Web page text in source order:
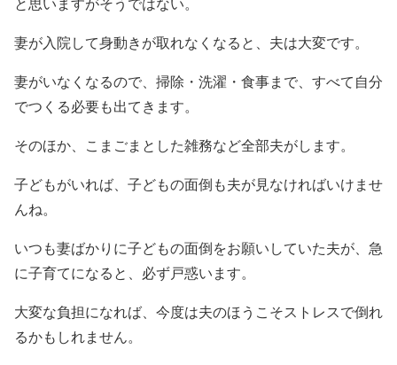
と思いますがそうではない。
妻が入院して身動きが取れなくなると、夫は大変です。
妻がいなくなるので、掃除・洗濯・食事まで、すべて自分
でつくる必要も出てきます。
そのほか、こまごまとした雑務など全部夫がします。
子どもがいれば、子どもの面倒も夫が見なければいけませ
んね。
いつも妻ばかりに子どもの面倒をお願いしていた夫が、急
に子育てになると、必ず戸惑います。
大変な負担になれば、今度は夫のほうこそストレスで倒れ
るかもしれません。